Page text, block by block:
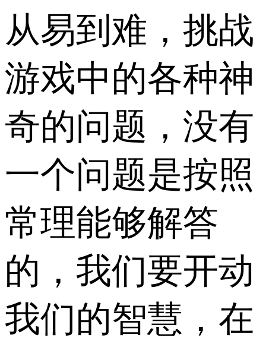
从易到难，挑战
游戏中的各种神
奇的问题，没有
一个问题是按照
常理能够解答
的，我们要开动
我们的智慧，在